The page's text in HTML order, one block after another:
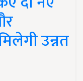
उन्नत